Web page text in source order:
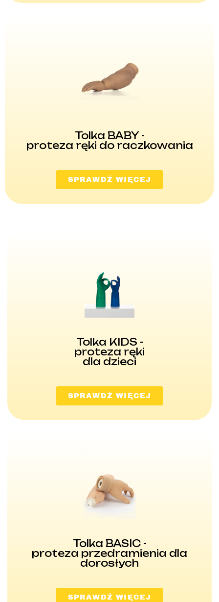
Tolka BABY -
proteza ręki do raczkowania
SPRAWDŹ WIĘCEJ
Tolka KIDS -
proteza ręki
dla dzieci
SPRAWDŹ WIĘCEJ
Tolka BASIC -
proteza przedramienia dla
dorosłych
SPRAWDŹ WIĘCEJ